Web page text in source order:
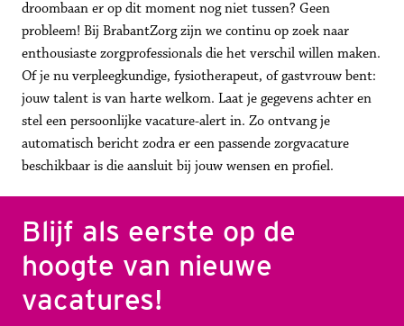
droombaan er op dit moment nog niet tussen? Geen
probleem! Bij BrabantZorg zijn we continu op zoek naar
enthousiaste zorgprofessionals die het verschil willen maken.
Of je nu verpleegkundige, fysiotherapeut, of gastvrouw bent:
jouw talent is van harte welkom. Laat je gegevens achter en
stel een persoonlijke vacature-alert in. Zo ontvang je
automatisch bericht zodra er een passende zorgvacature
beschikbaar is die aansluit bij jouw wensen en profiel.
Blijf als eerste op de
hoogte van nieuwe
vacatures!